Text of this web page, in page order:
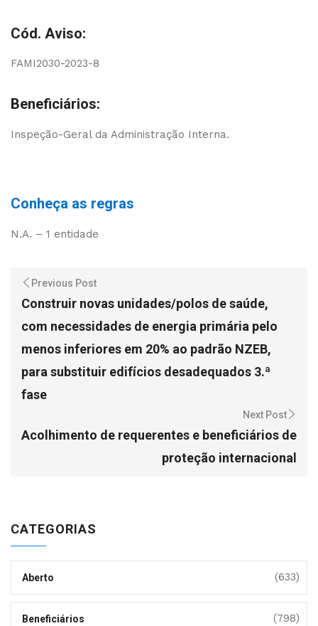
Cód. Aviso:
FAMI2030-2023-8
Beneficiários:
Inspeção-Geral da Administração Interna.
Conheça as regras
N.A. – 1 entidade
Previous Post
Construir novas unidades/polos de saúde,
com necessidades de energia primária pelo
menos inferiores em 20% ao padrão NZEB,
para substituir edifícios desadequados 3.ª
fase
Next Post
Acolhimento de requerentes e beneficiários de
proteção internacional
CATEGORIAS
Aberto (633)
Beneficiários (798)